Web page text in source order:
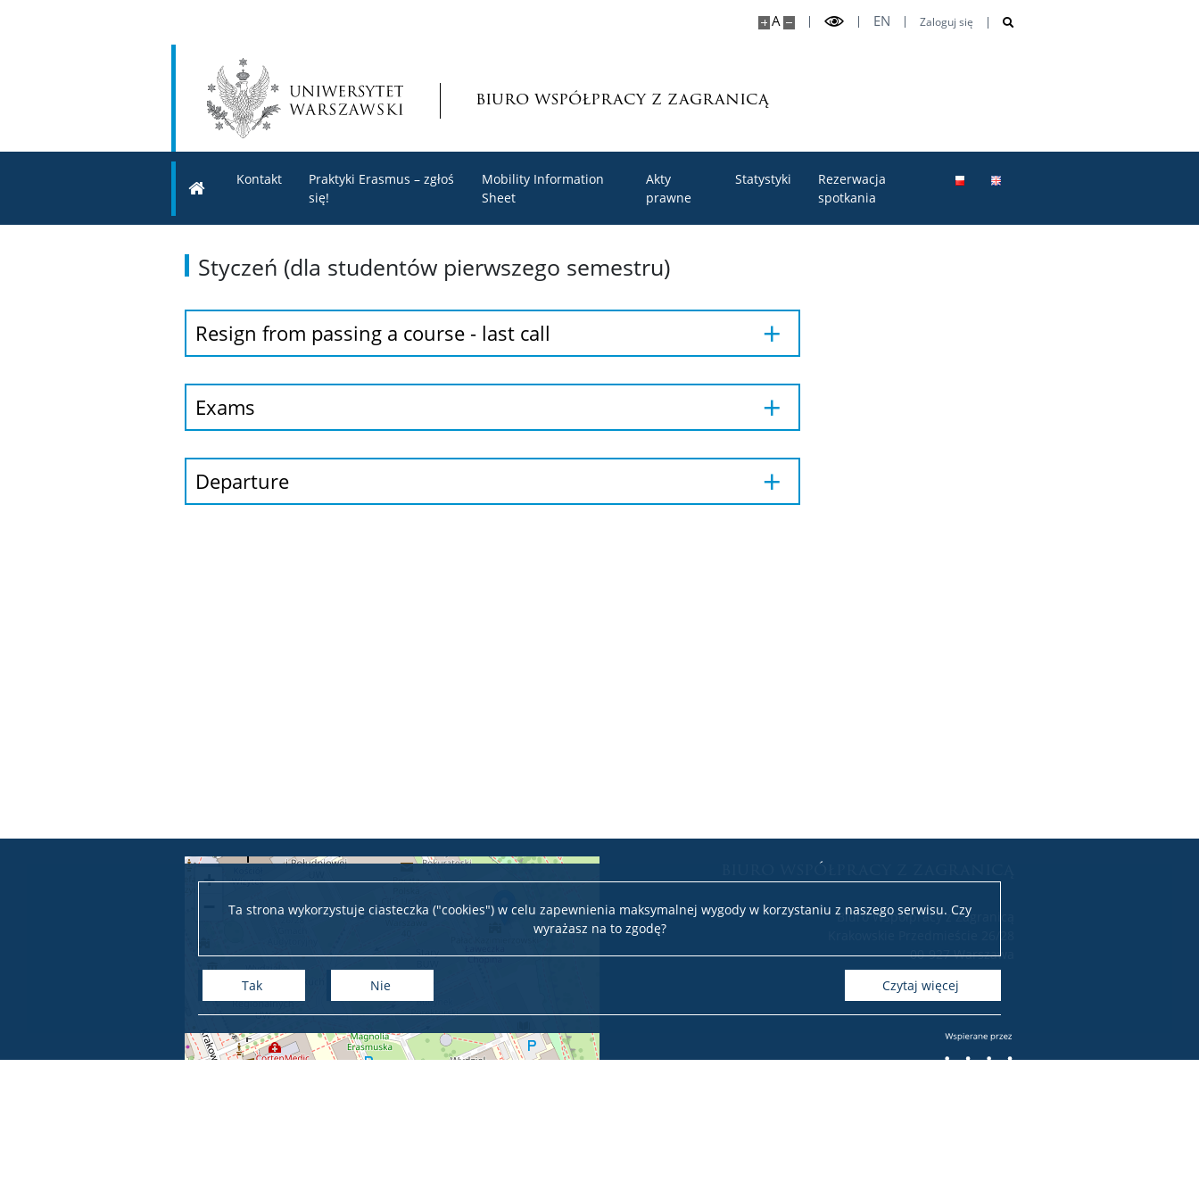
Ta strona wykorzystuje ciasteczka ("cookies") w celu zapewnienia maksymalnej wygody w korzystaniu z naszego serwisu. Czy
wyrażasz na to zgodę?
Tak Nie czytaj więcej
A EN Zaloguj się
biuro współpracy z zagranicą
Kontakt
Praktyki Erasmus – zgłoś
się!
Mobility Information
Sheet
Akty
prawne
Statystyki
Rezerwacja
spotkania
Styczeń (dla studentów pierwszego semestru)
Resign from passing a course - last call
Exams
Departure
+
biuro współpracy z zagranicą
Biuro Współpracy z Zagranicą
00-927 Warszawa